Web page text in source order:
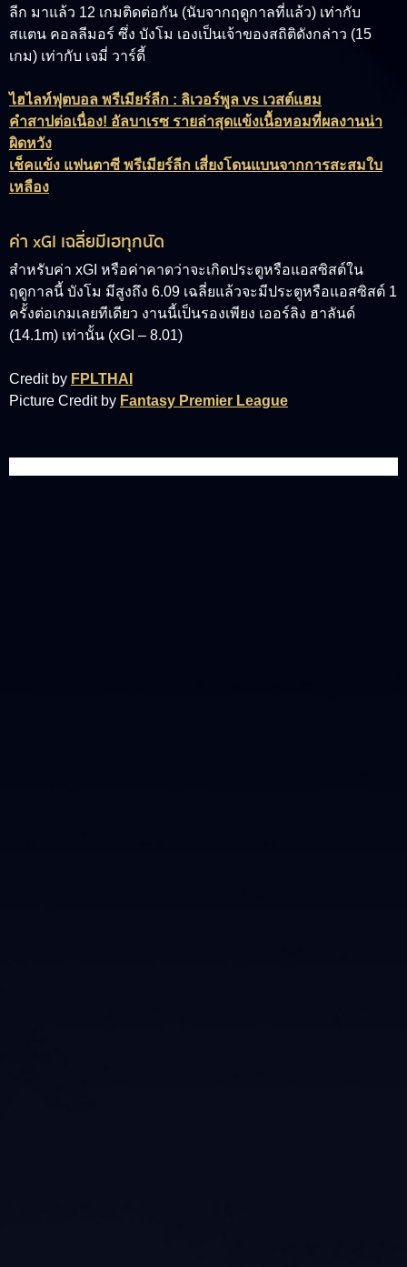
ลีก มาแล้ว 12 เกมติดต่อกัน (นับจากฤดูกาลที่แล้ว) เท่ากับ
สแตน คอลลีมอร์ ซึ่ง บังโม เองเป็นเจ้าของสถิติดังกล่าว (15
เกม) เท่ากับ เจมี่ วาร์ดี้
ไฮไลท์ฟุตบอล พรีเมียร์ลีก : ลิเวอร์พูล vs เวสต์แฮม
คำสาปต่อเนื่อง! อัลบาเรซ รายล่าสุดแข้งเนื้อหอมที่ผลงานน่า
ผิดหวัง
เช็คแข้ง แฟนตาซี พรีเมียร์ลีก เสี่ยงโดนแบนจากการสะสมใบ
เหลือง
ค่า xGI เฉลี่ยมีเฮทุกนัด
สำหรับค่า xGI หรือค่าคาดว่าจะเกิดประตูหรือแอสซิสต์ใน
ฤดูกาลนี้ บังโม มีสูงถึง 6.09 เฉลี่ยแล้วจะมีประตูหรือแอสซิสต์ 1
ครั้งต่อเกมเลยทีเดียว งานนี้เป็นรองเพียง เออร์ลิง ฮาลันด์
(14.1m) เท่านั้น (xGI – 8.01)
Credit by FPLTHAI
Picture Credit by Fantasy Premier League